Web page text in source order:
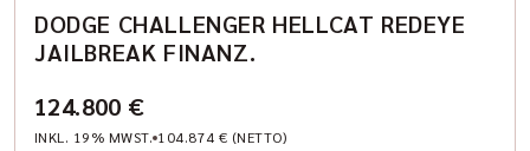
DODGE CHALLENGER HELLCAT REDEYE
JAILBREAK FINANZ.
124.800 €
INKL. 19% MWST. 104.874 € (NETTO)